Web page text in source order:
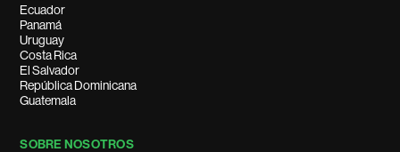
Ecuador
Panamá
Uruguay
Costa Rica
El Salvador
República Dominicana
Guatemala
SOBRE NOSOTROS